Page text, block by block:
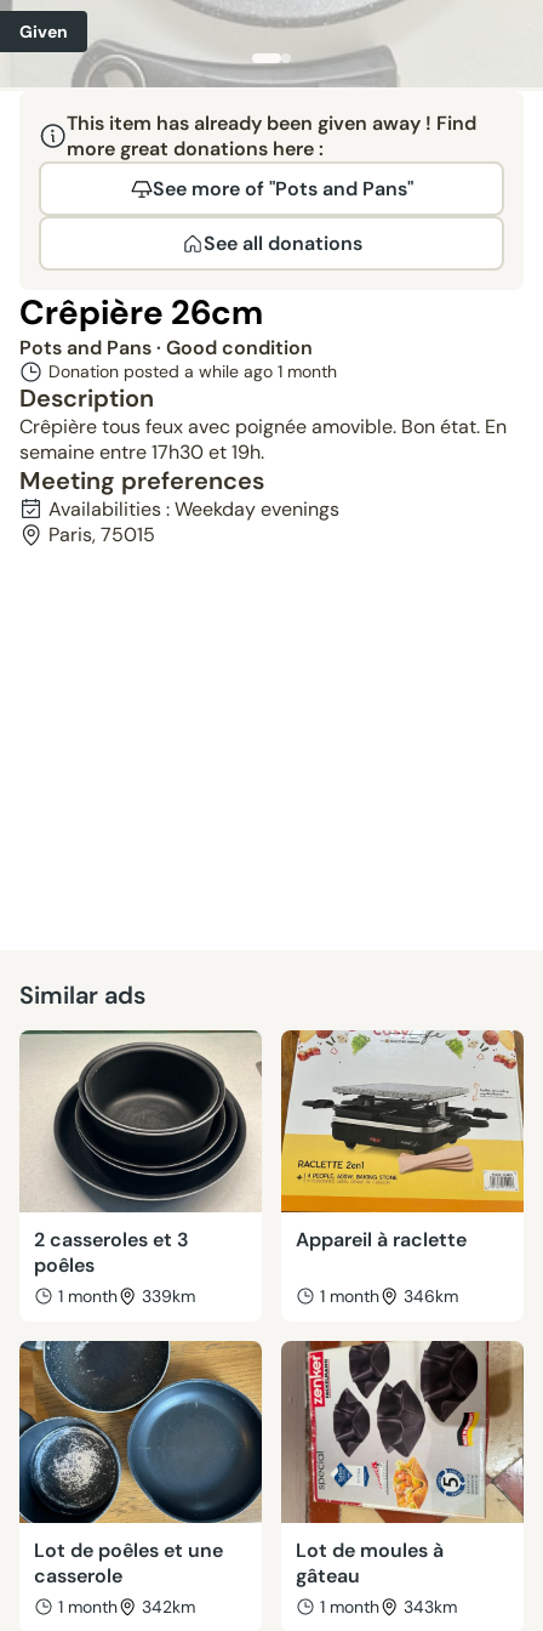
Given
This item has already been given away ! Find
more great donations here :
See more of "Pots and Pans"
See all donations
Crêpière 26cm
Pots and Pans· Good condition
Donation posted a while ago 1 month
Description
Crêpière tous feux avec poignée amovible. Bon état. En
semaine entre 17h30 et 19h.
Meeting preferences
Availabilities : Weekday evenings
Paris, 75015
Similar ads
2 casseroles et 3
poêles
1 month 339km
Appareil à raclette
1 month 346km
Lot de poêles et une
casserole
1 month 342km
Lot de moules à
gâteau
1 month 343km